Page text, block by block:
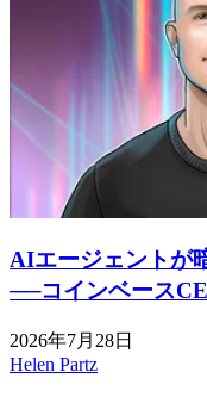
AIエージェントが
──コインベース
2026年7月28日
Helen Partz